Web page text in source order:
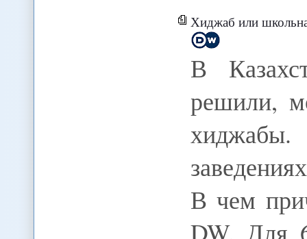
Хиджаб или
В
решили,
В чем
DW. Для